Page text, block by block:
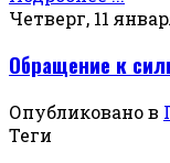
Четверг, 11
Обращение к
Опубликовано в
Теги